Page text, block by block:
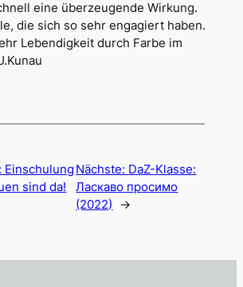
eine überzeugende Wirkung.
die sich so sehr engagiert haben.
Lebendigkeit durch Farbe im
Einschulung
sind da!
Nächste: DaZ-Klasse:
Ласкаво просимо
(2022)
→